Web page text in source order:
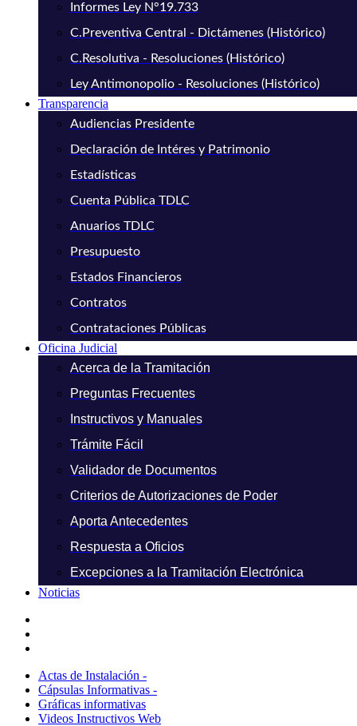
Informes Ley N°19.733
C.Preventiva Central - Dictámenes (Histórico)
C.Resolutiva - Resoluciones (Histórico)
Ley Antimonopolio - Resoluciones (Histórico)
Transparencia
Audiencias Presidente
Declaración de Intéres y Patrimonio
Estadísticas
Cuenta Pública TDLC
Anuarios TDLC
Presupuesto
Estados Financieros
Contratos
Contrataciones Públicas
Oficina Judicial
Acerca de la Tramitación
Preguntas Frecuentes
Instructivos y Manuales
Trámite Fácil
Validador de Documentos
Criterios de Autorizaciones de Poder
Aporta Antecedentes
Respuesta a Oficios
Excepciones a la Tramitación Electrónica
Noticias
Actas de Instalación -
Cápsulas Informativas -
Gráficas informativas
Videos Instructivos Web